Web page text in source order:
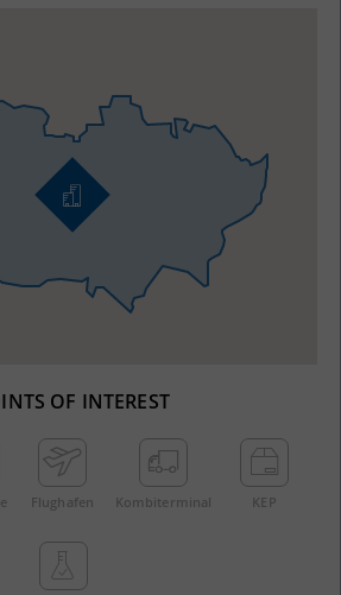
OF INTEREST
Flughafen Kombi­terminal KEP